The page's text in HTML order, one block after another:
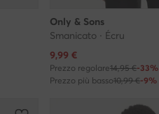
Only & Sons
Smanicato · Écru
Prezzo attuale
9,99 €
Prezzo regolare14,95 €-33%
Prezzo più basso10,99 €-9%